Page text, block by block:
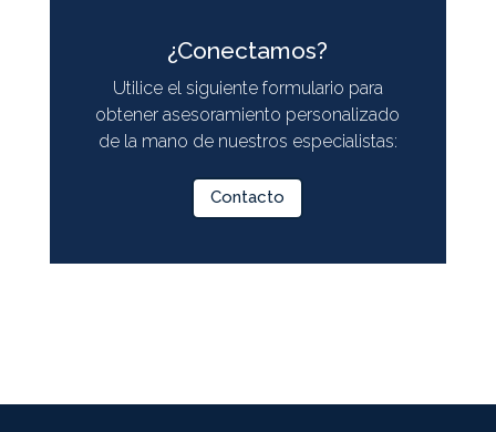
¿Conectamos?
Utilice el siguiente formulario para
obtener asesoramiento personalizado
de la mano de nuestros especialistas:
Contacto